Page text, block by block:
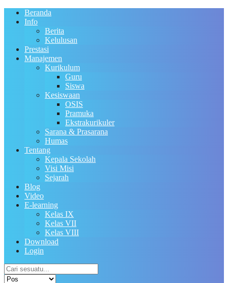
Beranda
Info
Berita
Kelulusan
Prestasi
Manajemen
Kurikulum
Guru
Siswa
Kesiswaan
OSIS
Pramuka
Ekstrakurikuler
Sarana & Prasarana
Humas
Tentang
Kepala Sekolah
Visi Misi
Sejarah
Blog
Video
E-learning
Kelas IX
Kelas VII
Kelas VIII
Download
Login